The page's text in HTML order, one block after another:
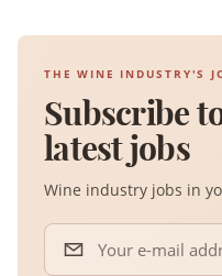
THE WINE INDUSTRY'S
Subscribe
latest jobs
Wine industry jobs in
Your e-mail